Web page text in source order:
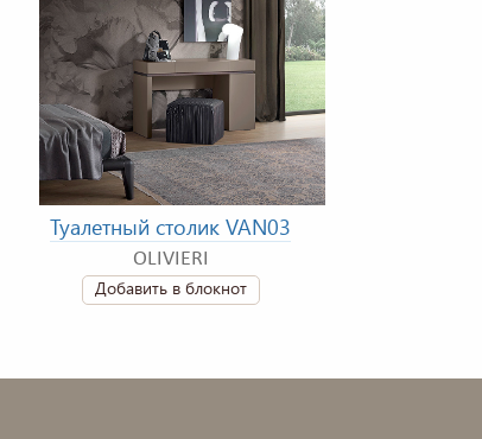
Туалетный столик VAN03
OLIVIERI
Добавить в блокнот